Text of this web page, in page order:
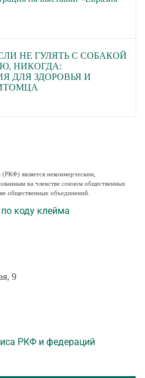
НЕ ГУЛЯТЬ С СОБАКОЙ
НИКОГДА:
ДЛЯ ЗДОРОВЬЯ И
(РКФ) является некоммерческим,
на членстве союзом общественных
общественных объединений.
коду клейма
9
РКФ и федераций